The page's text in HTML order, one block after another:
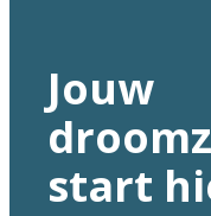
Jouw
start